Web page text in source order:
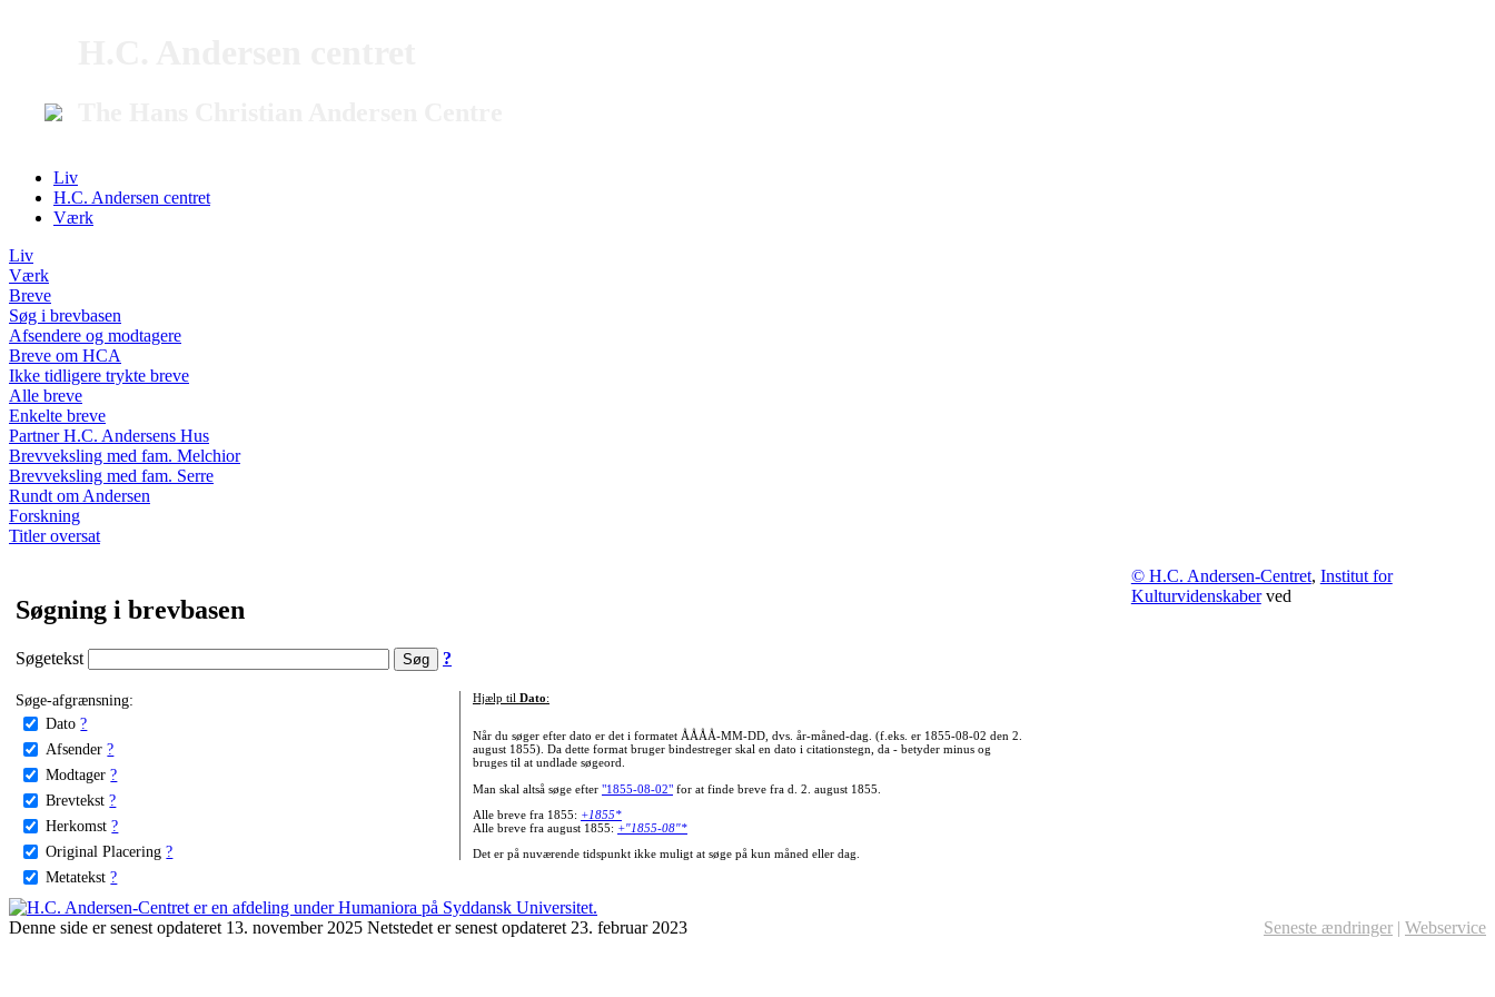
Liv
H.C. Andersen centret
Værk
Liv
Værk
Breve
Søg i brevbasen
Afsendere og modtagere
Breve om HCA
Ikke tidligere trykte breve
Alle breve
Enkelte breve
Partner H.C. Andersens Hus
Brevveksling med fam. Melchior
Brevveksling med fam. Serre
Rundt om Andersen
Forskning
Titler oversat
Søgning i brevbasen
Søgetekst ?
Søge-afgrænsning:
Dato ?
Afsender ?
Modtager ?
Brevtekst ?
Herkomst ?
Original Placering ?
Metatekst ?
Hjælp til Dato:
Når du søger efter dato er det i formatet ÅÅÅÅ-MM-DD, dvs. år-måned-dag. (f.eks. er 1855-08-02 den 2.
august 1855). Da dette format bruger bindestreger skal en dato i citationstegn, da - betyder minus og
bruges til at undlade søgeord.
Man skal altså søge efter "1855-08-02"for at finde breve fra d. 2. august 1855.
Alle breve fra 1855: +1855*
Alle breve fra august 1855: +"1855-08"*
Det er på nuværende tidspunkt ikke muligt at søge på kun måned eller dag.
© H.C. Andersen-Centret, Institut for
Kulturvidenskaberved
Denne side er senest opdateret 13. november 2025 Netstedet er senest opdateret 23. februar 2023 Seneste ændringer | Webservice